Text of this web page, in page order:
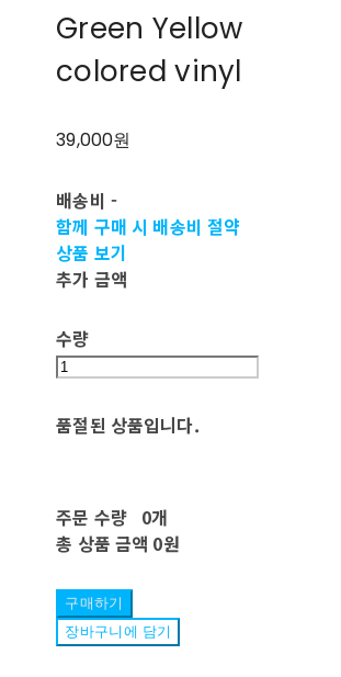
Green Yellow
colored vinyl
39,000원
배송비 -
함께 구매 시 배송비 절약
상품 보기
추가 금액
수량
품절된 상품입니다.
주문 수량 0개
총 상품 금액 0원
구매하기
장바구니에 담기